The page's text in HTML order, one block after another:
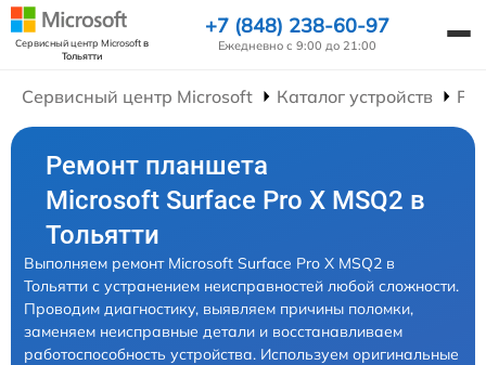
Сервисный центр Microsoftв
Тольятти
+7 (848) 238-60-97
Ежедневно с 9:00 до 21:00
Сервисный центр Microsoft Каталог устройств
Ремонт планшета
Microsoft Surface Pro X MSQ2 в
Тольятти
Выполняем ремонт Microsoft Surface Pro X MSQ2 в
Тольятти с устранением неисправностей любой сложности.
Проводим диагностику, выявляем причины поломки,
заменяем неисправные детали и восстанавливаем
работоспособность устройства. Используем оригинальные